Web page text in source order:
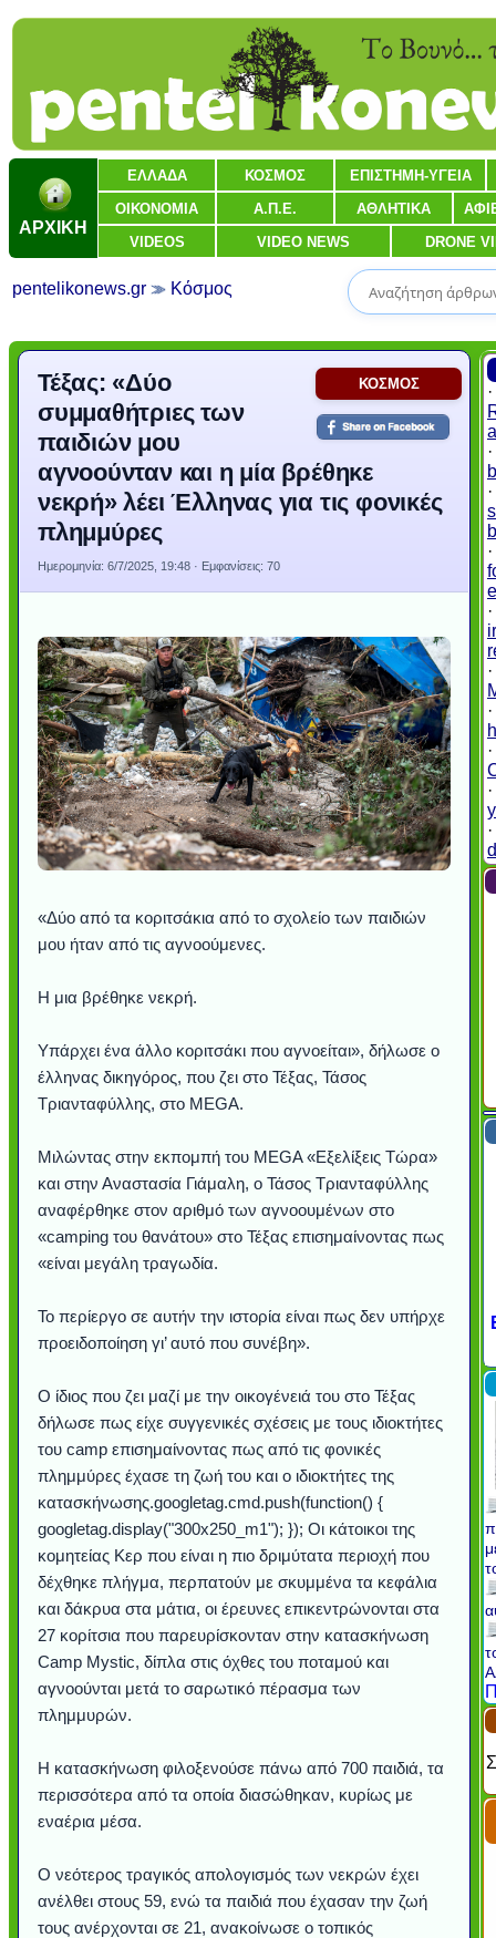
ΑΡΧΙΚΗ
ΕΛΛΑΔΑ ΚΟΣΜΟΣ ΕΠΙΣΤΗΜΗ-ΥΓΕΙΑ
ΟΙΚΟΝΟΜΙΑ Α.Π.Ε. ΑΘΛΗΤΙΚΑ
VIDEOS VIDEO NEWS DRONE
pentelikonews.gr Κόσμος
ΚΟΣΜΟΣ
Τέξας: «Δύο
συμμαθήτριες των
παιδιών μου
αγνοούνταν και η μία βρέθηκε
νεκρή» λέει Έλληνας για τις φονικές
πλημμύρες
Ημερομηνία: 6/7/2025, 19:48 · Εμφανίσεις: 70
«Δύο από τα κοριτσάκια από το σχολείο των παιδιών
μου ήταν από τις αγνοούμενες.
Η μια βρέθηκε νεκρή.
Υπάρχει ένα άλλο κοριτσάκι που αγνοείται», δήλωσε ο
έλληνας δικηγόρος, που ζει στο Τέξας, Τάσος
Τριανταφύλλης, στο MEGA.
Μιλώντας στην εκπομπή του MEGA «Εξελίξεις Τώρα»
και στην Αναστασία Γιάμαλη, ο Τάσος Τριανταφύλλης
αναφέρθηκε στον αριθμό των αγνοουμένων στο
«camping του θανάτου» στο Τέξας επισημαίνοντας πως
«είναι μεγάλη τραγωδία.
Το περίεργο σε αυτήν την ιστορία είναι πως δεν υπήρχε
προειδοποίηση γι’ αυτό που συνέβη».
Ο ίδιος που ζει μαζί με την οικογένειά του στο Τέξας
δήλωσε πως είχε συγγενικές σχέσεις με τους ιδιοκτήτες
του camp επισημαίνοντας πως από τις φονικές
πλημμύρες έχασε τη ζωή του και ο ιδιοκτήτες της
κατασκήνωσης.googletag.cmd.push(function() {
googletag.display("300x250_m1"); }); Οι κάτοικοι της
κομητείας Κερ που είναι η πιο δριμύτατα περιοχή που
δέχθηκε πλήγμα, περπατούν με σκυμμένα τα κεφάλια
και δάκρυα στα μάτια, οι έρευνες επικεντρώνονται στα
27 κορίτσια που παρευρίσκονταν στην κατασκήνωση
Camp Mystic, δίπλα στις όχθες του ποταμού και
αγνοούνται μετά το σαρωτικό πέρασμα των
πλημμυρών.
Η κατασκήνωση φιλοξενούσε πάνω από 700 παιδιά, τα
περισσότερα από τα οποία διασώθηκαν, κυρίως με
εναέρια μέσα.
Ο νεότερος τραγικός απολογισμός των νεκρών έχει
ανέλθει στους 59, ενώ τα παιδιά που έχασαν την ζωή
τους ανέρχονται σε 21, ανακοίνωσε ο τοπικός
·
·
·
·
·
·
·
·
·
·
τα μαλλιά της
Σταθμός: Ο κόσμος έξω από
το παράθυρό μου (video)
χορδές
καταιγίδα από ψηλά
από καταρράκτες
στην Ανταρκτική
Αθήνας από το Διάστημα,
που κάνει το γύρο του
φωτίσει τη Γη περισσότερο
κι απ' το φεγγάρι!
λεοπάρδαλη ανακάλυψε
μωρό μπαμπουίνο
Νορβηγία που μοιάζει με...
παραμυθένια